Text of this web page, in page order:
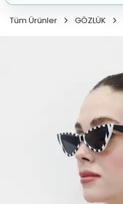
Tüm Ürünler GÖZLÜK